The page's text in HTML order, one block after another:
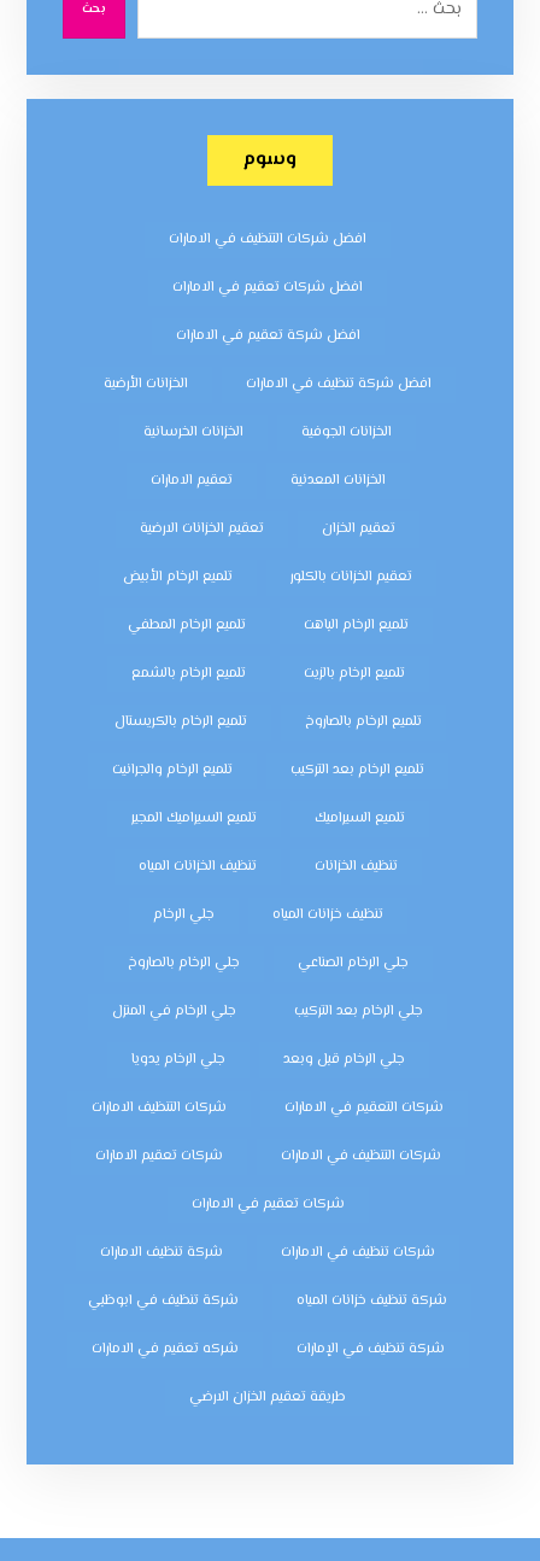
بحث
وسوم
افضل شركات التنظيف في الامارات
افضل شركات تعقيم في الامارات
افضل شركة تعقيم في الامارات
افضل شركة تنظيف في الامارات الخزانات الأرضية
الخزانات الجوفية الخزانات الخرسانية
الخزانات المعدنية تعقيم الامارات
تعقيم الخزان تعقيم الخزانات الارضية
تعقيم الخزانات بالكلور تلميع الرخام الأبيض
تلميع الرخام الباهت تلميع الرخام المطفي
تلميع الرخام بالزيت تلميع الرخام بالشمع
تلميع الرخام بالصاروخ تلميع الرخام بالكريستال
تلميع الرخام بعد التركيب تلميع الرخام والجرانيت
تلميع السيراميك تلميع السيراميك المجير
تنظيف الخزانات تنظيف الخزانات المياه
تنظيف خزانات المياه جلي الرخام
جلي الرخام الصناعي جلي الرخام بالصاروخ
جلي الرخام بعد التركيب جلي الرخام في المنزل
جلي الرخام قبل وبعد جلي الرخام يدويا
شركات التعقيم في الامارات شركات التنظيف الامارات
شركات التنظيف في الامارات شركات تعقيم الامارات
شركات تعقيم في الامارات
شركات تنظيف في الامارات شركة تنظيف الامارات
شركة تنظيف خزانات المياه شركة تنظيف في ابوظبي
شركة تنظيف في الإمارات شركه تعقيم في الامارات
طريقة تعقيم الخزان الارضي